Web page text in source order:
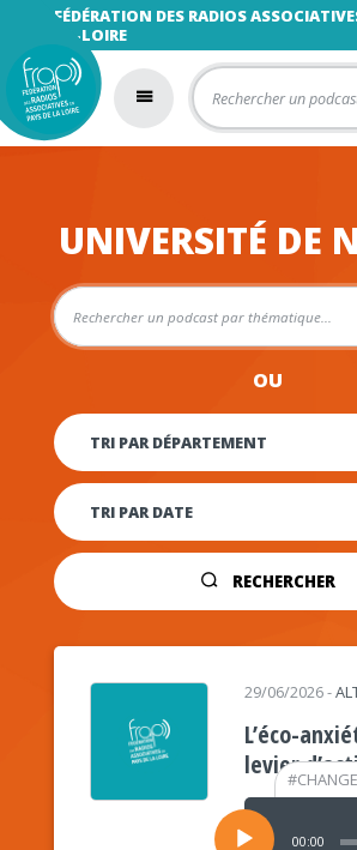
FÉDÉRATION DES RADIOS
LA-LOIRE
UNIVERSITÉ DE
OU
RECHERCHER
#
29/06/2026-
L’éco-
levier
Lecteur
audio
00:00